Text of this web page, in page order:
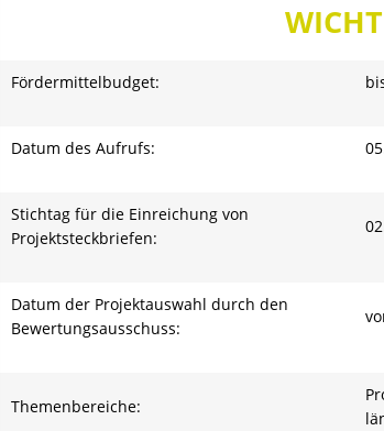
Fördermittelbudget:
Datum des Aufrufs:
Stichtag für die Einreichung von
Projektsteckbriefen:
Datum der Projektauswahl durch den
Bewertungsausschuss:
Themenbereiche: